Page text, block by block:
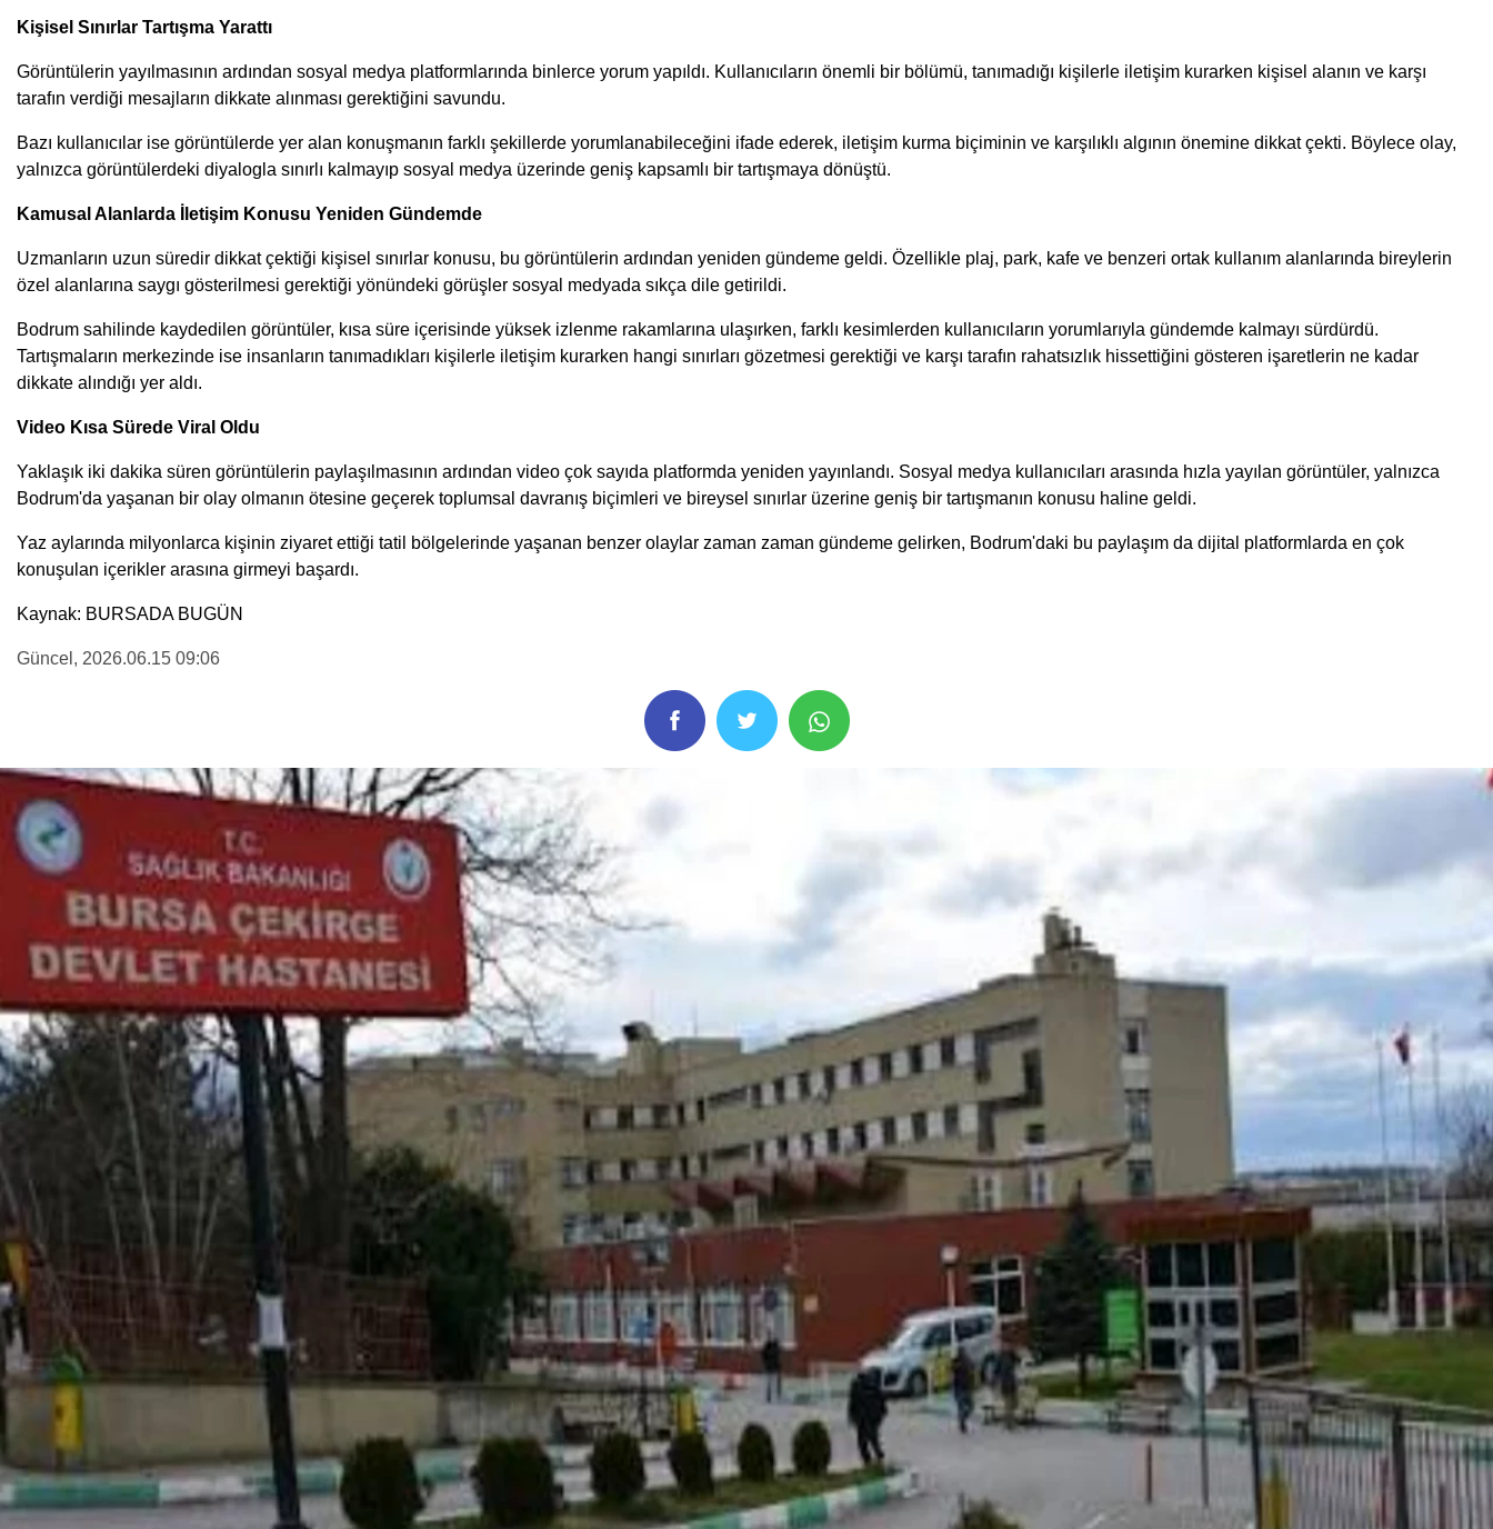
Kişisel Sınırlar Tartışma Yarattı
Görüntülerin yayılmasının ardından sosyal medya platformlarında binlerce yorum yapıldı. Kullanıcıların önemli bir bölümü, tanımadığı kişilerle iletişim kurarken kişisel alanın ve karşı
tarafın verdiği mesajların dikkate alınması gerektiğini savundu.
Bazı kullanıcılar ise görüntülerde yer alan konuşmanın farklı şekillerde yorumlanabileceğini ifade ederek, iletişim kurma biçiminin ve karşılıklı algının önemine dikkat çekti. Böylece olay,
yalnızca görüntülerdeki diyalogla sınırlı kalmayıp sosyal medya üzerinde geniş kapsamlı bir tartışmaya dönüştü.
Kamusal Alanlarda İletişim Konusu Yeniden Gündemde
Uzmanların uzun süredir dikkat çektiği kişisel sınırlar konusu, bu görüntülerin ardından yeniden gündeme geldi. Özellikle plaj, park, kafe ve benzeri ortak kullanım alanlarında bireylerin
özel alanlarına saygı gösterilmesi gerektiği yönündeki görüşler sosyal medyada sıkça dile getirildi.
Bodrum sahilinde kaydedilen görüntüler, kısa süre içerisinde yüksek izlenme rakamlarına ulaşırken, farklı kesimlerden kullanıcıların yorumlarıyla gündemde kalmayı sürdürdü.
Tartışmaların merkezinde ise insanların tanımadıkları kişilerle iletişim kurarken hangi sınırları gözetmesi gerektiği ve karşı tarafın rahatsızlık hissettiğini gösteren işaretlerin ne kadar
dikkate alındığı yer aldı.
Video Kısa Sürede Viral Oldu
Yaklaşık iki dakika süren görüntülerin paylaşılmasının ardından video çok sayıda platformda yeniden yayınlandı. Sosyal medya kullanıcıları arasında hızla yayılan görüntüler, yalnızca
Bodrum'da yaşanan bir olay olmanın ötesine geçerek toplumsal davranış biçimleri ve bireysel sınırlar üzerine geniş bir tartışmanın konusu haline geldi.
Yaz aylarında milyonlarca kişinin ziyaret ettiği tatil bölgelerinde yaşanan benzer olaylar zaman zaman gündeme gelirken, Bodrum'daki bu paylaşım da dijital platformlarda en çok
konuşulan içerikler arasına girmeyi başardı.
Kaynak: BURSADA BUGÜN
Güncel , 2026.06.15 09:06